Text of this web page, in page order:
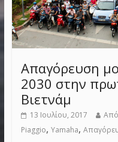
Απαγόρευση
2030 στην
Βιετνάμ
13 Ιουλίου, 2017
Piaggio, Yamaha,